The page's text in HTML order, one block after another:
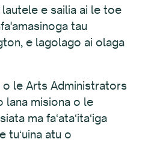
e sailia ai le toe
tau
e lagolago ai olaga
o le Arts Administrators
lana misiona o le
ma faʻataʻitaʻiga
tuʻuina atu o